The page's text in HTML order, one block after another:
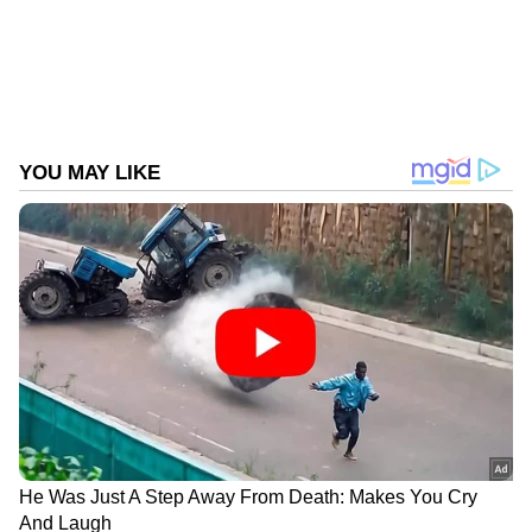
കുട്ടികൾക്ക് പാഠം പറഞ്ഞ് കൊടുക്കുന്നതിന്
പകരം അധ്യാപിക, സ്റ്റാഫ് റൂമിൽ പാർട്ടി
നടത്തുകയും വെള്ളരിക്ക തിന്ന്
ഇരിക്കുകയുമായിരുന്നെന്ന് രക്ഷിതാവ്
ആരോപിച്ചു.
DOWNLOAD APP
RECOMMENDED STORIES